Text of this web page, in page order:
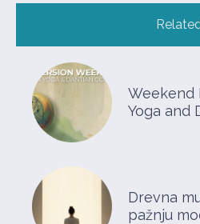
Weekend
Yoga and
Drevna
pažnju